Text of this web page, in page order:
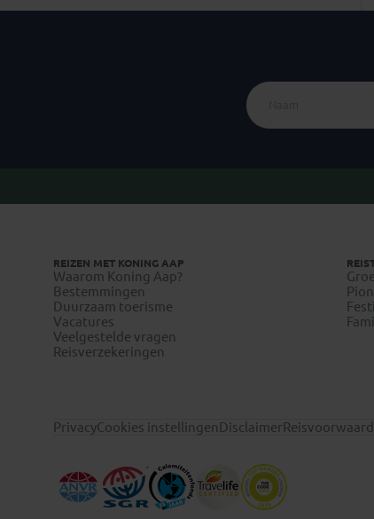
REIZEN MET KONING AAP
Waarom Koning Aap?
Bestemmingen
Duurzaam toerisme
Vacatures
Veelgestelde vragen
Reisverzekeringen
PrivacyCookies instellingen Disclaimer